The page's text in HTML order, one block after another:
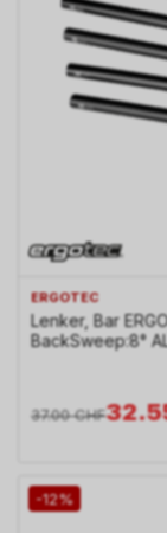
ERGOTEC
Lenker, Bar
BackSweep:8°
37.00 CHF
-12%